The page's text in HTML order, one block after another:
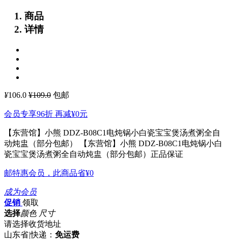
商品
详情
¥106.0 ¥109.0 包邮
会员专享96折 再减¥0元
【东营馆】小熊 DDZ-B08C1电炖锅小白瓷宝宝煲汤煮粥全自
动炖盅（部分包邮）
【东营馆】小熊 DDZ-B08C1电炖锅小白
瓷宝宝煲汤煮粥全自动炖盅（部分包邮）正品保证
邮特惠会员，此商品省¥0
成为会员
促销 领取
选择颜色 尺寸
请选择收货地址
山东省|快递： 免运费